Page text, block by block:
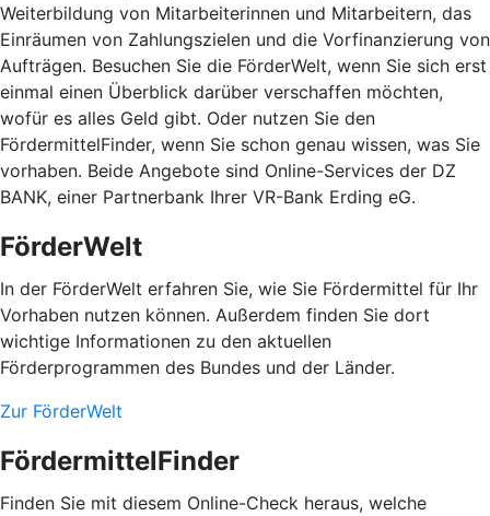
Weiterbildung von Mitarbeiterinnen und Mitarbeitern, das
Einräumen von Zahlungszielen und die Vorfinanzierung von
Aufträgen. Besuchen Sie die FörderWelt, wenn Sie sich erst
einmal einen Überblick darüber verschaffen möchten,
wofür es alles Geld gibt. Oder nutzen Sie den
FördermittelFinder, wenn Sie schon genau wissen, was Sie
vorhaben. Beide Angebote sind Online-Services der DZ
BANK, einer Partnerbank Ihrer VR-Bank Erding eG.
FörderWelt
In der FörderWelt erfahren Sie, wie Sie Fördermittel für Ihr
Vorhaben nutzen können. Außerdem finden Sie dort
wichtige Informationen zu den aktuellen
Förderprogrammen des Bundes und der Länder.
Zur FörderWelt
FördermittelFinder
Finden Sie mit diesem Online-Check heraus, welche